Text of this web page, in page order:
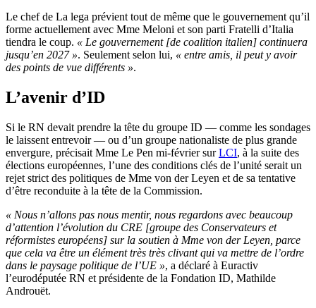
Le chef de La lega prévient tout de même que le gouvernement qu’il
forme actuellement avec Mme Meloni et son parti Fratelli d’Italia
tiendra le coup. « Le gouvernement [de coalition italien] continuera
jusqu’en 2027 ». Seulement selon lui, « entre amis, il peut y avoir
des points de vue différents ».
L’avenir d’ID
Si le RN devait prendre la tête du groupe ID — comme les sondages
le laissent entrevoir — ou d’un groupe nationaliste de plus grande
envergure, précisait Mme Le Pen mi-février surLCI, à la suite des
élections européennes, l’une des conditions clés de l’unité serait un
rejet strict des politiques de Mme von der Leyen et de sa tentative
d’être reconduite à la tête de la Commission.
« Nous n’allons pas nous mentir, nous regardons avec beaucoup
d’attention l’évolution du CRE [groupe des Conservateurs et
réformistes européens] sur la soutien à Mme von der Leyen, parce
que cela va être un élément très très clivant qui va mettre de l’ordre
dans le paysage politique de l’UE », a déclaré à Euractiv
l’eurodéputée RN et présidente de la Fondation ID, Mathilde
Androuët.